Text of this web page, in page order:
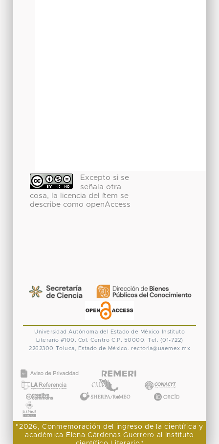
Excepto si se
señala otra
cosa, la licencia del ítem se
describe como openAccess
Universidad Autónoma del Estado de México
Instituto
Literario #100. Col. Centro C.P. 50000. Tel. (01-722)
2262300 Toluca, Estado de México. rectoria@uaemex.mx
"2026, Conmemoración del ingreso de la científica y
académica Elena Cárdenas Guerrero al Instituto